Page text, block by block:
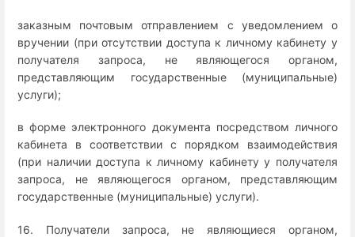
заказным почтовым отправлением с уведомлением о
вручении (при отсутствии доступа к личному кабинету у
получателя запроса, не являющегося органом,
представляющим государственные (муниципальные)
услуги);
в форме электронного документа посредством личного
кабинета в соответствии с порядком взаимодействия
(при наличии доступа к личному кабинету у получателя
запроса, не являющегося органом, представляющим
государственные (муниципальные) услуги).
16. Получатели запроса, не являющиеся органом,